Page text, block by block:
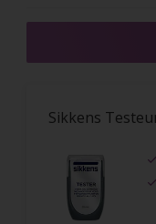
Sikkens